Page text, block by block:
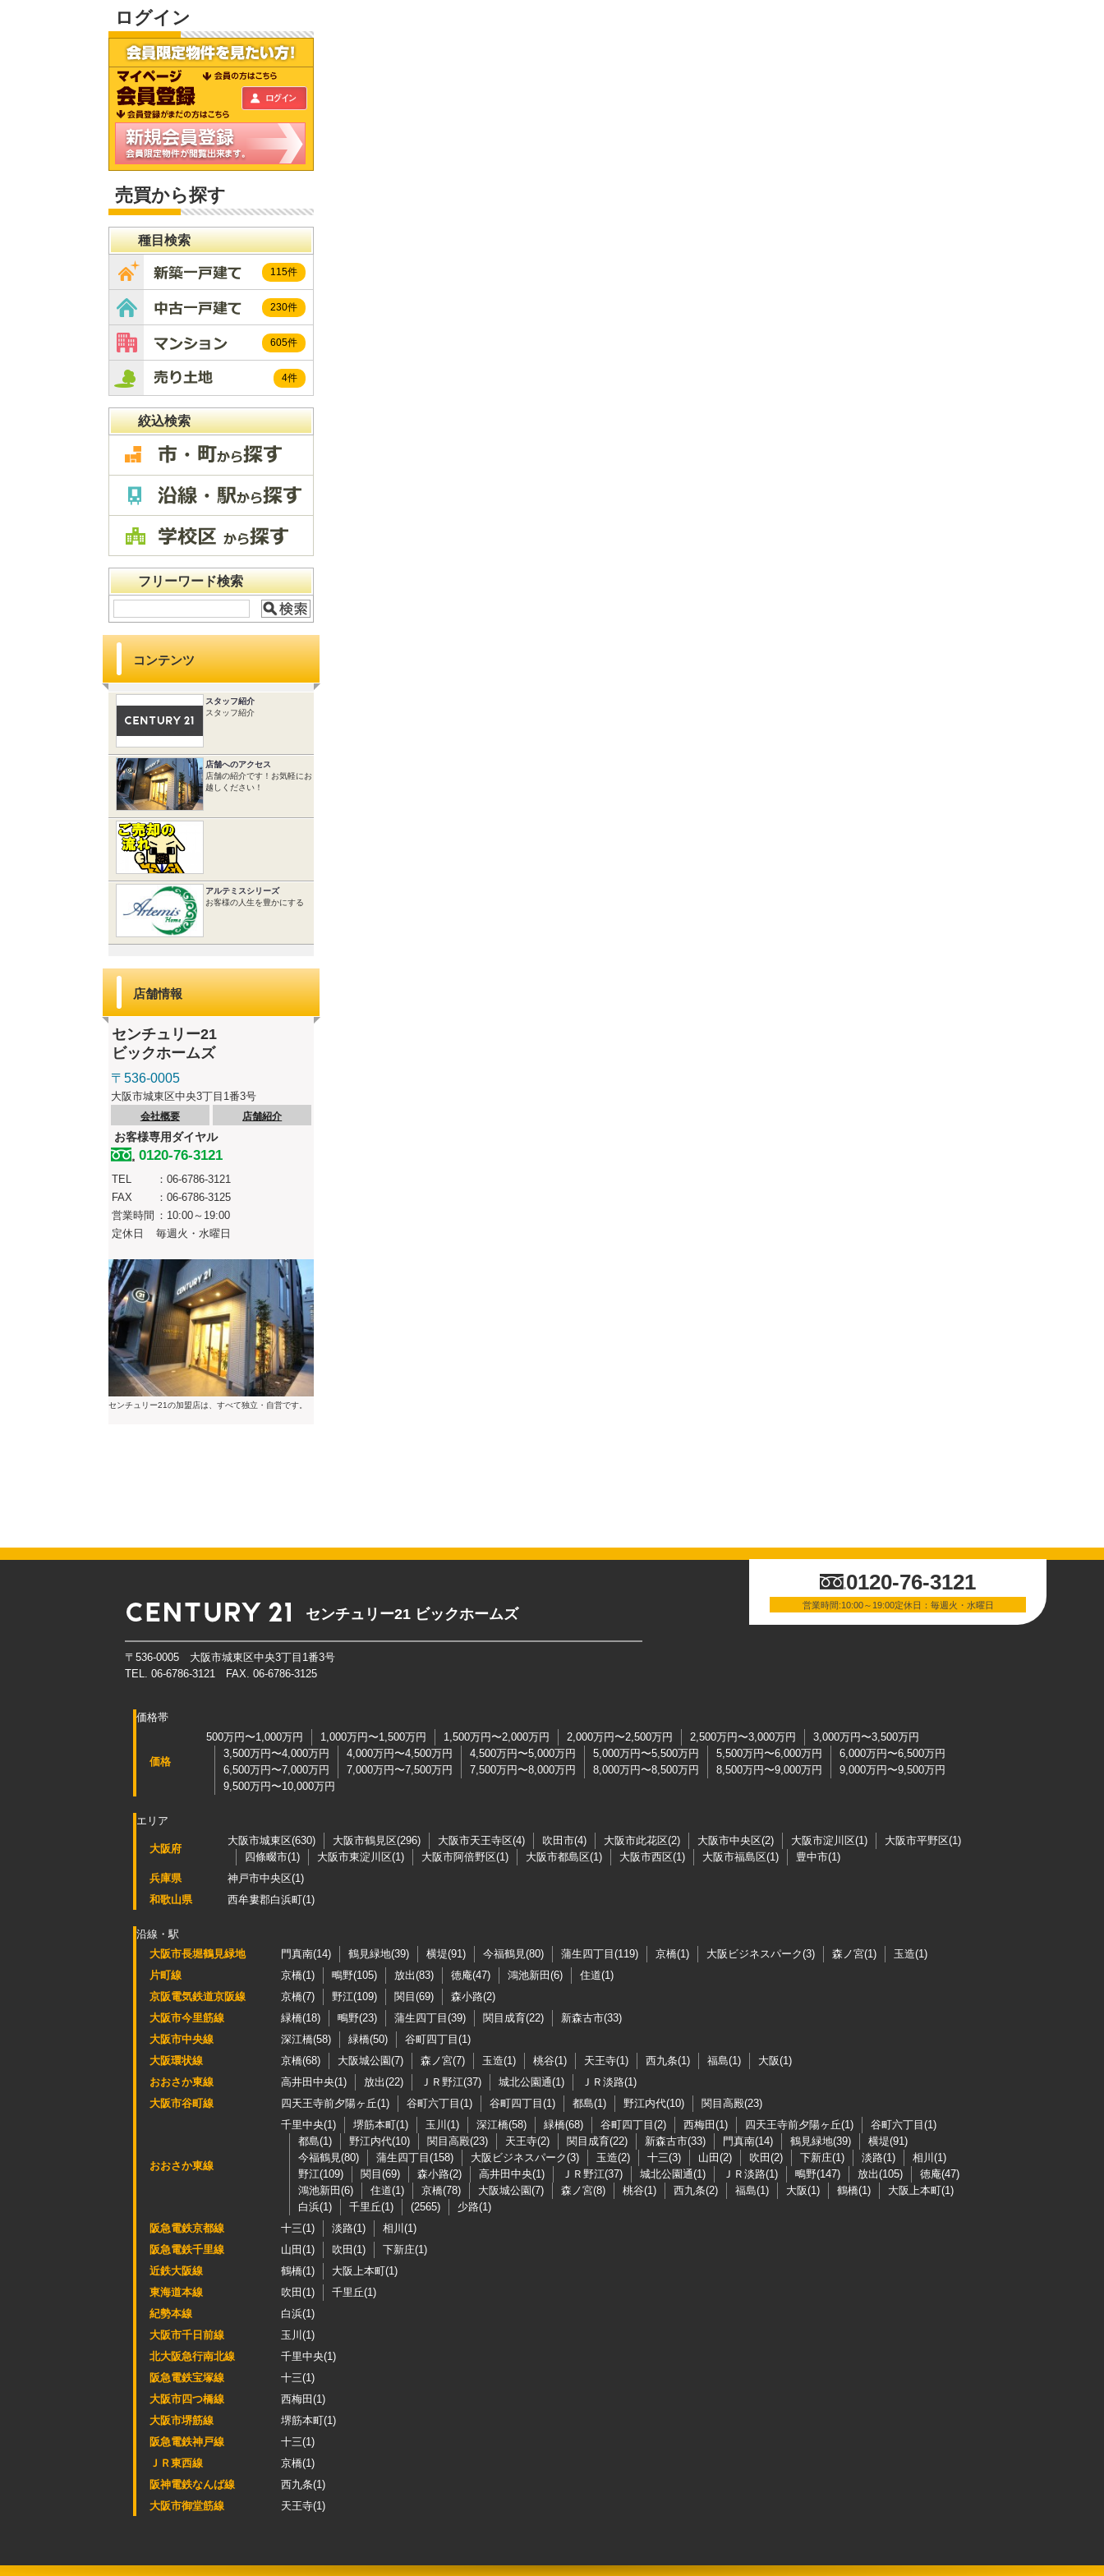
ログイン
売買から探す
種目検索
115件
230件
605件
4件
絞込検索
フリーワード検索
コンテンツ
スタッフ紹介
スタッフ紹介
店舗へのアクセス
店舗の紹介です！お気軽にお
越しください！
アルテミスシリーズ
お客様の人生を豊かにする
店舗情報
センチュリー21
ビックホームズ
〒536-0005
大阪市城東区中央3丁目1番3号
会社概要 店舗紹介
お客様専用ダイヤル
0120-76-3121
TEL
：06-6786-3121
FAX
：06-6786-3125
営業時間 ：10:00～19:00
定休日
毎週火・水曜日
センチュリー21の加盟店は、すべて独立・自営です。
センチュリー21 ビックホームズ
〒536-0005 大阪市城東区中央3丁目1番3号
TEL. 06-6786-3121 FAX. 06-6786-3125
0120-76-3121
営業時間:10:00～19:00定休日：毎週火・水曜日
価格帯
価格
500万円〜1,000万円 1,000万円〜1,500万円 1,500万円〜2,000万円 2,000万円〜2,500万円 2,500万円〜3,000万円
3,000万円〜3,500万円
3,500万円〜4,000万円
4,000万円〜4,500万円 4,500万円〜5,000万円 5,000万円〜5,500万円 5,500万円〜6,000万円
6,000万円〜6,500万円
6,500万円〜7,000万円
7,000万円〜7,500万円 7,500万円〜8,000万円 8,000万円〜8,500万円 8,500万円〜9,000万円
9,000万円〜9,500万円
9,500万円〜10,000万円
エリア
大阪府
大阪市城東区(630) 大阪市鶴見区(296) 大阪市天王寺区(4) 吹田市(4) 大阪市此花区(2) 大阪市中央区(2) 大阪市淀川区(1)
大阪市平野区(1)
四條畷市(1)
大阪市東淀川区(1) 大阪市阿倍野区(1) 大阪市都島区(1) 大阪市西区(1) 大阪市福島区(1)
豊中市(1)
兵庫県
神戸市中央区(1)
和歌山県
西牟婁郡白浜町(1)
沿線・駅
大阪市長堀鶴見緑地
門真南(14) 鶴見緑地(39) 横堤(91) 今福鶴見(80) 蒲生四丁目(119) 京橋(1) 大阪ビジネスパーク(3) 森ノ宮(1)
玉造(1)
片町線
京橋(1) 鴫野(105) 放出(83) 徳庵(47) 鴻池新田(6)
住道(1)
京阪電気鉄道京阪線
京橋(7) 野江(109) 関目(69)
森小路(2)
大阪市今里筋線
緑橋(18) 鴫野(23) 蒲生四丁目(39) 関目成育(22)
新森古市(33)
大阪市中央線
深江橋(58) 緑橋(50)
谷町四丁目(1)
大阪環状線
京橋(68) 大阪城公園(7) 森ノ宮(7) 玉造(1) 桃谷(1) 天王寺(1) 西九条(1) 福島(1)
大阪(1)
おおさか東線
高井田中央(1) 放出(22) ＪＲ野江(37) 城北公園通(1)
ＪＲ淡路(1)
大阪市谷町線
四天王寺前夕陽ヶ丘(1) 谷町六丁目(1) 谷町四丁目(1) 都島(1) 野江内代(10) 関目高殿(23)
おおさか東線
千里中央(1) 堺筋本町(1) 玉川(1) 深江橋(58) 緑橋(68) 谷町四丁目(2) 西梅田(1) 四天王寺前夕陽ヶ丘(1)
谷町六丁目(1)
都島(1)
野江内代(10) 関目高殿(23) 天王寺(2) 関目成育(22) 新森古市(33) 門真南(14) 鶴見緑地(39)
横堤(91)
今福鶴見(80)
蒲生四丁目(158) 大阪ビジネスパーク(3) 玉造(2) 十三(3) 山田(2) 吹田(2) 下新庄(1) 淡路(1)
相川(1)
野江(109)
関目(69) 森小路(2) 高井田中央(1) ＪＲ野江(37) 城北公園通(1) ＪＲ淡路(1) 鴫野(147) 放出(105)
徳庵(47)
鴻池新田(6)
住道(1) 京橋(78) 大阪城公園(7) 森ノ宮(8) 桃谷(1) 西九条(2) 福島(1) 大阪(1) 鶴橋(1)
大阪上本町(1)
白浜(1)
千里丘(1) (2565)
少路(1)
阪急電鉄京都線
十三(1) 淡路(1)
相川(1)
阪急電鉄千里線
山田(1) 吹田(1)
下新庄(1)
近鉄大阪線
鶴橋(1)
大阪上本町(1)
東海道本線
吹田(1)
千里丘(1)
紀勢本線
白浜(1)
大阪市千日前線
玉川(1)
北大阪急行南北線
千里中央(1)
阪急電鉄宝塚線
十三(1)
大阪市四つ橋線
西梅田(1)
大阪市堺筋線
堺筋本町(1)
阪急電鉄神戸線
十三(1)
ＪＲ東西線
京橋(1)
阪神電鉄なんば線
西九条(1)
大阪市御堂筋線
天王寺(1)